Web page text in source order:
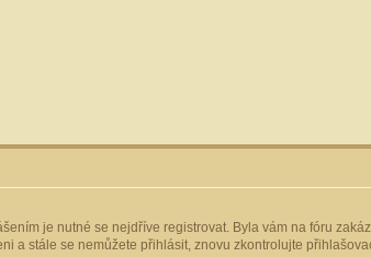
je nutné se nejdříve registrovat. Byla vám na fóru
a stále se nemůžete přihlásit, znovu zkontrolujte